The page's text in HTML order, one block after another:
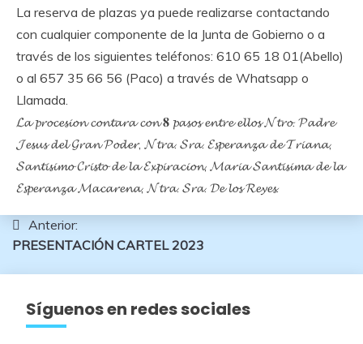
La reserva de plazas ya puede realizarse contactando
con cualquier componente de la Junta de Gobierno o a
través de los siguientes teléfonos: 610 65 18 01(Abello)
o al 657 35 66 56 (Paco) a través de Whatsapp o
Llamada.
𝓛𝓪 𝓹𝓻𝓸𝓬𝓮𝓼𝓲𝓸𝓷 𝓬𝓸𝓷𝓽𝓪𝓻𝓪 𝓬𝓸𝓷 𝟖 𝓹𝓪𝓼𝓸𝓼 𝓮𝓷𝓽𝓻𝓮 𝓮𝓵𝓵𝓸𝓼 𝓝𝓽𝓻𝓸. 𝓟𝓪𝓭𝓻𝓮
𝓙𝓮𝓼𝓾𝓼 𝓭𝓮𝓵 𝓖𝓻𝓪𝓷 𝓟𝓸𝓭𝓮𝓻, 𝓝𝓽𝓻𝓪. 𝓢𝓻𝓪. 𝓔𝓼𝓹𝓮𝓻𝓪𝓷𝔃𝓪 𝓭𝓮 𝓣𝓻𝓲𝓪𝓷𝓪,
𝓢𝓪𝓷𝓽𝓲𝓼𝓲𝓶𝓸 𝓒𝓻𝓲𝓼𝓽𝓸 𝓭𝓮 𝓵𝓪 𝓔𝔁𝓹𝓲𝓻𝓪𝓬𝓲𝓸𝓷, 𝓜𝓪𝓻𝓲𝓪 𝓢𝓪𝓷𝓽𝓲𝓼𝓲𝓶𝓪 𝓭𝓮 𝓵𝓪
𝓔𝓼𝓹𝓮𝓻𝓪𝓷𝔃𝓪 𝓜𝓪𝓬𝓪𝓻𝓮𝓷𝓪, 𝓝𝓽𝓻𝓪. 𝓢𝓻𝓪. 𝓓𝓮 𝓵𝓸𝓼 𝓡𝓮𝔂𝓮𝓼.
Navegación
de
Anterior:
PRESENTACIÓN CARTEL 2023
Síguenos en redes sociales